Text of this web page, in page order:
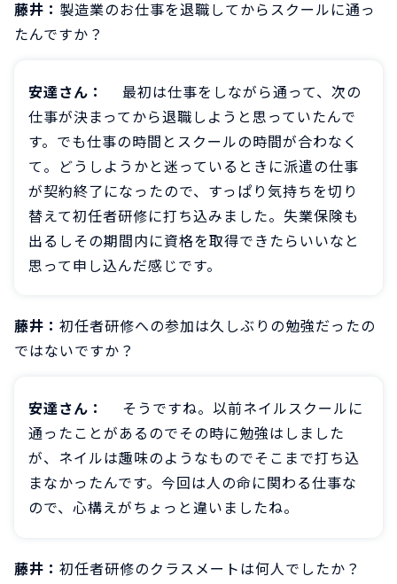
藤井： 製造業のお仕事を退職してからスクールに通っ
たんですか？
安達さん：
最初は仕事をしながら通って、次の
仕事が決まってから退職しようと思っていたんで
す。でも仕事の時間とスクールの時間が合わなく
て。どうしようかと迷っているときに派遣の仕事
が契約終了になったので、すっぱり気持ちを切り
替えて初任者研修に打ち込みました。失業保険も
出るしその期間内に資格を取得できたらいいなと
思って申し込んだ感じです。
藤井： 初任者研修への参加は久しぶりの勉強だったの
ではないですか？
安達さん：
そうですね。以前ネイルスクールに
通ったことがあるのでその時に勉強はしました
が、ネイルは趣味のようなものでそこまで打ち込
まなかったんです。今回は人の命に関わる仕事な
ので、心構えがちょっと違いましたね。
藤井： 初任者研修のクラスメートは何人でしたか？